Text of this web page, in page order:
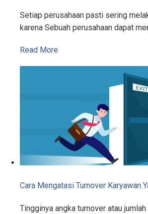
Setiap perusahaan pasti sering
karena Sebuah perusahaan dapat
Read More
Cara Mengatasi Turnover Karyawan
Tingginya angka turnover atau